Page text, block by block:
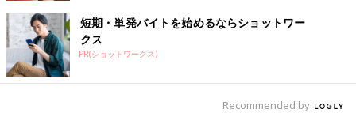
短期・単発バイトを始めるならショットワー
クス
PR(ショットワークス)
Recommended by